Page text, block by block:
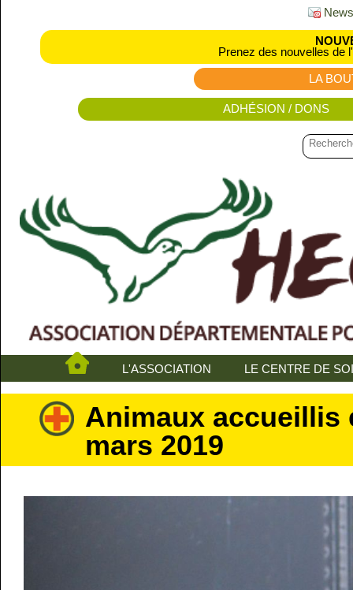
Prenez des nouvelles de
LA
ADHÉSION / DONS
L'ASSOCIATION LE CENTRE DE
Animaux accueillis
mars 2019